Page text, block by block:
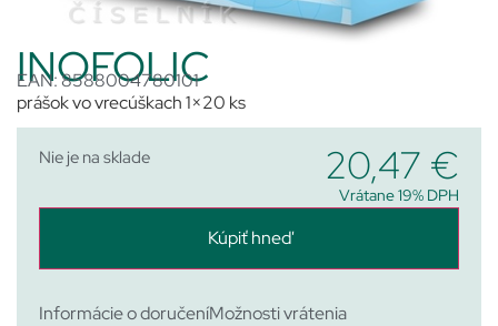
INOFOLIC
EAN: 8588004780101
prášok vo vrecúškach 1×20 ks
Nie je na sklade 20,47 €
Vrátane 19% DPH
Kúpiť hneď
Informácie o doručeníMožnosti vrátenia